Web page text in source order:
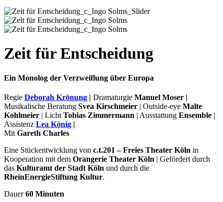
Zeit für Entscheidung
Ein Monolog der Verzweiflung über Europa
Regie Deborah Krönung | Dramaturgie Manuel Moser |
Musikalische Beratung Svea Kirschmeier | Outside-eye Malte
Kohlmeier | Licht Tobias Zimmermann | Ausstattung Ensemble |
Assistenz Lea König |
Mit Gareth Charles
Eine Stückentwicklung von c.t.201 – Freies Theater Köln in
Kooperation mit dem Orangerie Theater Köln | Gefördert durch
das Kulturamt der Stadt Köln und durch die
RheinEnergieStiftung Kultur.
Dauer60 Minuten